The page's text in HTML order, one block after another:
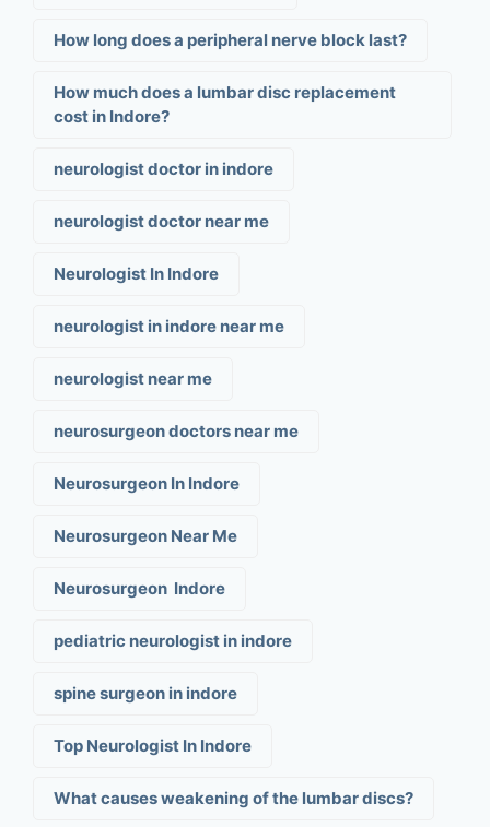
How long does a peripheral nerve block last?
How much does a lumbar disc replacement
cost in Indore?
neurologist doctor in indore
neurologist doctor near me
Neurologist In Indore
neurologist in indore near me
neurologist near me
neurosurgeon doctors near me
Neurosurgeon In Indore
Neurosurgeon Near Me
Neurosurgeon Indore
pediatric neurologist in indore
spine surgeon in indore
Top Neurologist In Indore
What causes weakening of the lumbar discs?